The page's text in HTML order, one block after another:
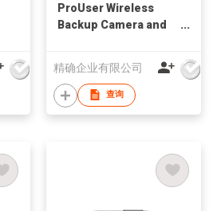
ProUser Wireless
Backup Camera and
精确企业有限公司
查询